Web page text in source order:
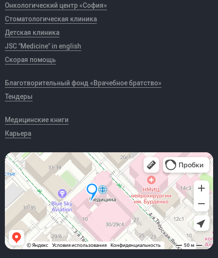
Онкологический центр «София»
Стоматологическая клиника
Детская клиника
JSC "Medicine" in english
Скорая помощь
Благотворительный фонд «Врачебное братство»
Тендеры
Медицинские книги
Карьера